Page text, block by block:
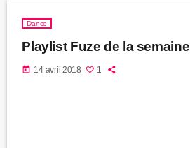
Dance
Playlist Fuze de la semaine
today 14 avril 2018 1